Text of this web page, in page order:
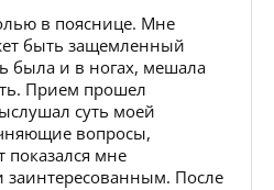
в пояснице. Мне
быть защемленный
была и в ногах, мешала
Прием прошел
суть моей
вопросы,
показался мне
После